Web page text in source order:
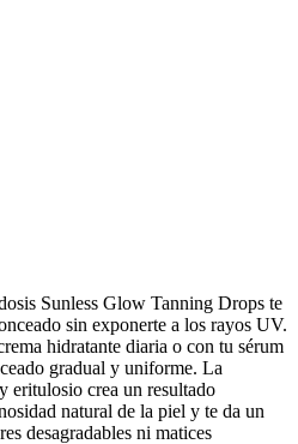
Sunless Glow Tanning Drops te
sin exponerte a los rayos UV.
hidratante diaria o con tu sérum
gradual y uniforme. La
eritulosio crea un resultado
natural de la piel y te da un
desagradables ni matices